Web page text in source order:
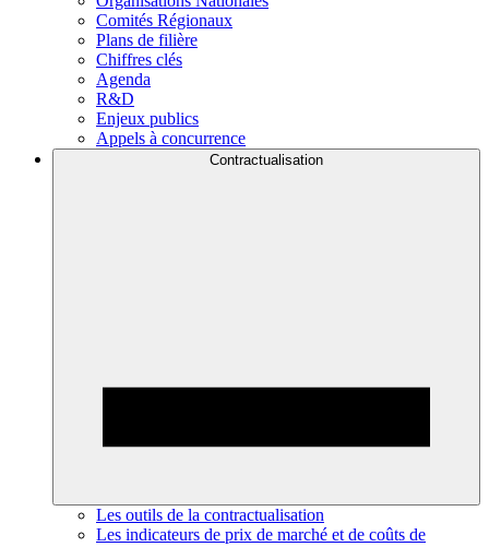
Comités Régionaux
Plans de filière
Chiffres clés
Agenda
R&D
Enjeux publics
Appels à concurrence
Contractualisation
Les outils de la contractualisation
Les indicateurs de prix de marché et de coûts de